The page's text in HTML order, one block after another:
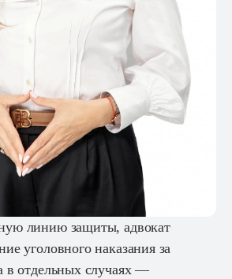
линию защиты, адвокат
уголовного наказания за
в отдельных случаях —